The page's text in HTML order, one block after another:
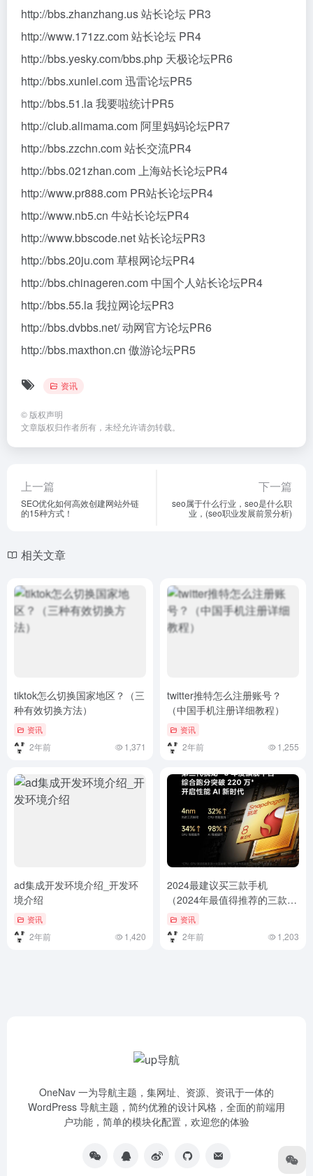
http://bbs.zhanzhang.us 站长论坛 PR3
http://www.171zz.com 站长论坛 PR4
http://bbs.yesky.com/bbs.php 天极论坛PR6
http://bbs.xunlei.com 迅雷论坛PR5
http://bbs.51.la 我要啦统计PR5
http://club.alimama.com 阿里妈妈论坛PR7
http://bbs.zzchn.com 站长交流PR4
http://bbs.021zhan.com 上海站长论坛PR4
http://www.pr888.com PR站长论坛PR4
http://www.nb5.cn 牛站长论坛PR4
http://www.bbscode.net 站长论坛PR3
http://bbs.20ju.com 草根网论坛PR4
http://bbs.chinageren.com 中国个人站长论坛PR4
http://bbs.55.la 我拉网论坛PR3
http://bbs.dvbbs.net/ 动网官方论坛PR6
http://bbs.maxthon.cn 傲游论坛PR5
资讯
© 版权声明
文章版权归作者所有，未经允许请勿转载。
上一篇
SEO优化如何高效创建网站外链
的15种方式！
下一篇
seo属于什么行业，seo是什么职
业，(seo职业发展前景分析)
相关文章
tiktok怎么切换国家地区？（三
种有效切换方法）
资讯
2年前 1,371
twitter推特怎么注册账号？
（中国手机注册详细教程）
资讯
2年前 1,255
ad集成开发环境介绍_开发环
境介绍
资讯
2年前 1,420
2024最建议买三款手机
（2024年最值得推荐的三款手
机）2024年最值得推荐的三款
手机
资讯
2年前 1,203
OneNav 一为导航主题，集网址、资源、资讯于一体的
WordPress 导航主题，简约优雅的设计风格，全面的前端用
户功能，简单的模块化配置，欢迎您的体验